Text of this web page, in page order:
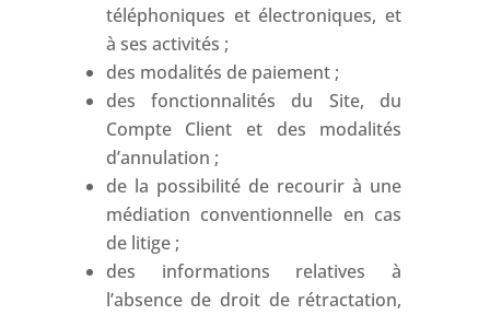
téléphoniques et électroniques, et
à ses activités ;
des modalités de paiement ;
des fonctionnalités du Site, du
Compte Client et des modalités
d’annulation ;
de la possibilité de recourir à une
médiation conventionnelle en cas
de litige ;
des informations relatives à
l’absence de droit de rétractation,